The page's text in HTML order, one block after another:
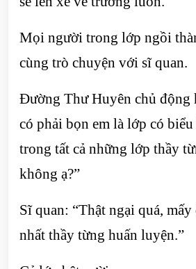
Mọi người trong lớp ngồi
cùng trò chuyện với sĩ quan.
Đường Thư Huyên chủ động
có phải bọn em là lớp có
trong tất cả những lớp thầy
không ạ?”
Sĩ quan: “Thật ngại quá,
nhất thầy từng huấn luyện.”